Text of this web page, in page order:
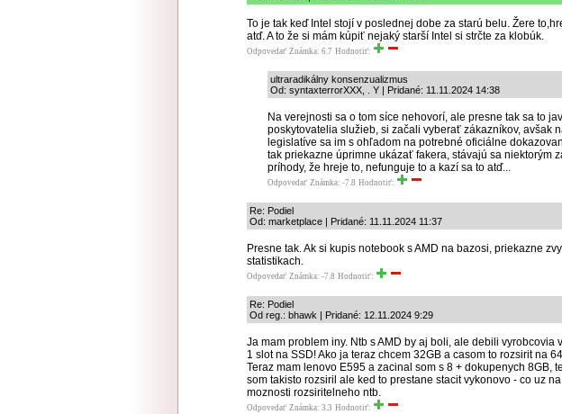
To je tak keď Intel stojí v poslednej dobe za starú belu. Žere
atď. A to že si mám kúpiť nejaký starší Intel si strčte za klobúk.
Odpovedať Známka: 6.7 Hodnotiť:
ultraradikálny konsenzualizmus
Od: syntaxterrorXXX, . Y | Pridané: 11.11.2024 14:38
Na verejnosti sa o tom síce nehovorí, ale presne tak sa to
poskytovatelia služieb, si začali vyberať zákazníkov, avšak
legislatíve sa im s ohľadom na potrebné oficiálne
tak priekazne úprimne ukázať fakera, stávajú sa niektorým
príhody, že hreje to, nefunguje to a kazí sa to atď...
Odpovedať Známka: -7.8 Hodnotiť:
Re: Podiel
Od: marketplace | Pridané: 11.11.2024 11:37
Presne tak. Ak si kupis notebook s AMD na bazosi, priekazne
statistikach.
Odpovedať Známka: -7.8 Hodnotiť:
Re: Podiel
Od reg.: bhawk | Pridané: 12.11.2024 9:29
Ja mam problem iny. Ntb s AMD by aj boli, ale debili vyrobcovia
1 slot na SSD! Ako ja teraz chcem 32GB a casom to rozsirit na
Teraz mam lenovo E595 a zacinal som s 8 + dokupenych 8GB,
som takisto rozsiril ale ked to prestane stacit vykonovo - co uz
moznosti rozsiritelneho ntb.
Odpovedať Známka: 3.3 Hodnotiť: